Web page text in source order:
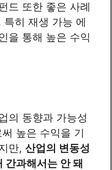
드 또한 좋은 사례
히 재생 가능 에
을 통해 높은 수익
의 동향과 가능성
높은 수익을 기
만, 산업의 변동성
간과해서는 안 돼